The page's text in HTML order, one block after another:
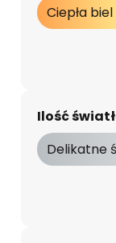
Ciepła biel
Ilość
Delikatne